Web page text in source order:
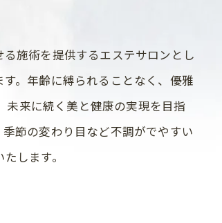
施術を提供するエステサロンとし
。年齢に縛られることなく、優雅
来に続く美と健康の実現を目指
節の変わり目など不調がでやすい
します。